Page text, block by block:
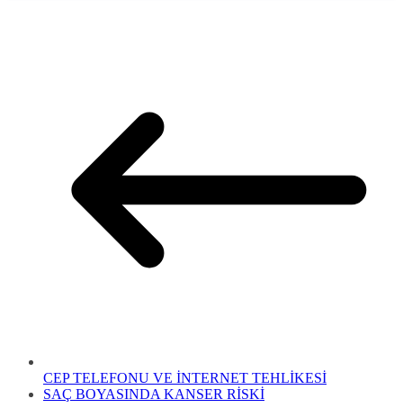
CEP TELEFONU VE İNTERNET TEHLİKESİ
SAÇ BOYASINDA KANSER RİSKİ